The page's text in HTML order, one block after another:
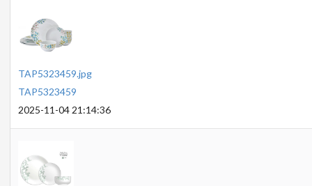
TAP5323459.jpg
TAP5323459
2025-11-04 21:14:36